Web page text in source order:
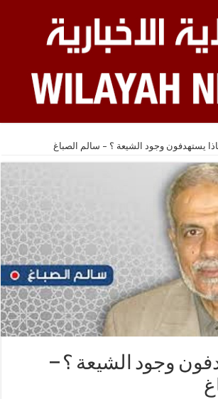
يستهدفون وجود الشيعة ؟ – سالم الصباغ
وجود الشيعة ؟ –